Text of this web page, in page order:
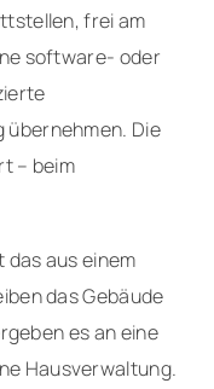
frei am
software- oder
Die
– beim
das aus einem
das Gebäude
es an eine
Hausverwaltung.